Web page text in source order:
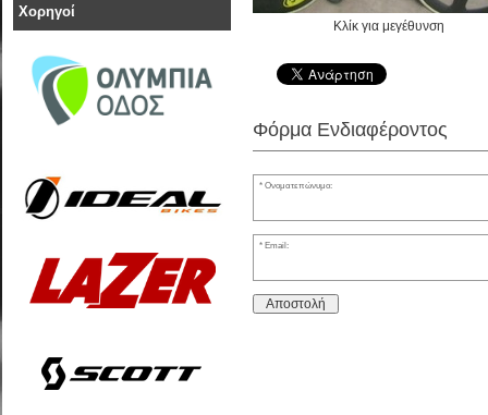
Χορηγοί
Κλίκ για μεγέθυνση
Φόρμα Ενδιαφέροντος
Ονοματεπώνυμο:
Email:
Αποστολή